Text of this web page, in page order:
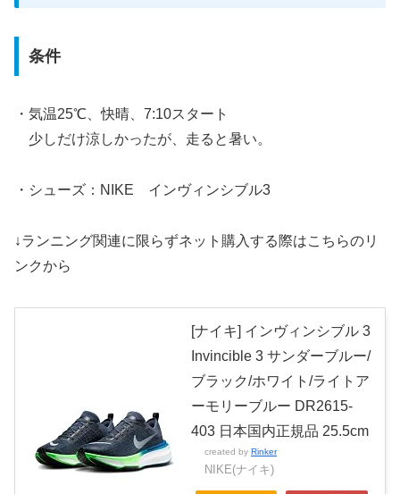
条件
・気温25℃、快晴、7:10スタート
少しだけ涼しかったが、走ると暑い。
・シューズ：NIKE インヴィンシブル3
↓ランニング関連に限らずネット購入する際はこちらのリ
ンクから
[ナイキ] インヴィンシブル 3
Invincible 3 サンダーブルー/
ブラック/ホワイト/ライトア
ーモリーブルー DR2615-
403 日本国内正規品 25.5cm
created by Rinker
NIKE(ナイキ)